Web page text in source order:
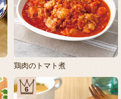
鶏肉のトマト煮
6